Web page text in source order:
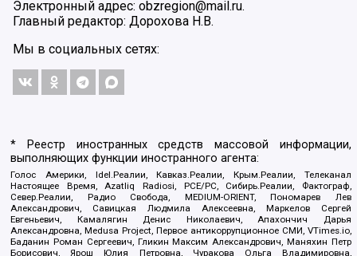
Электронный адрес: obzregion@mail.ru.
Главный редактор: Дорохова Н.В.
Мы в социальных сетях:
* Реестр иностранных средств массовой информации,
выполняющих функции иностранного агента:
Голос Америки, Idel.Реалии, Кавказ.Реалии, Крым.Реалии, Телеканал
Настоящее Время, Azatliq Radiosi, PCE/PC, Сибирь.Реалии, Фактограф,
Север.Реалии, Радио Свобода, MEDIUM-ORIENT, Пономарев Лев
Александрович, Савицкая Людмила Алексеевна, Маркелов Сергей
Евгеньевич, Камалягин Денис Николаевич, Апахончич Дарья
Александровна, Medusa Project, Первое антикоррупционное СМИ, VTimes.io,
Баданин Роман Сергеевич, Гликин Максим Александрович, Маняхин Петр
Борисович, Ярош Юлия Петровна, Чуракова Ольга Владимировна,